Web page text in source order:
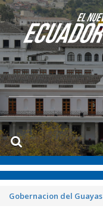
Gobernacion del Guayas